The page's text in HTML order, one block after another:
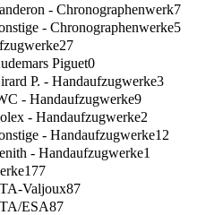
- Chronographenwerk7
- Chronographenwerke5
27
Piguet0
P. - Handaufzugwerke3
- Handaufzugwerke9
- Handaufzugwerke2
- Handaufzugwerke12
- Handaufzugwerke1
177
Valjoux87
ESA87